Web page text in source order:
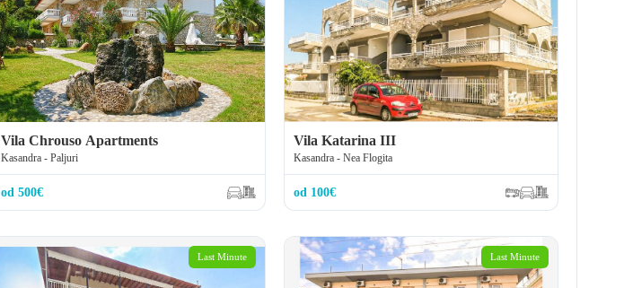
Vila Chrouso Apartments
Kasandra - Paljuri
od 500€
Vila Katarina III
Kasandra - Nea Flogita
od 100€
Last Minute Last Minute